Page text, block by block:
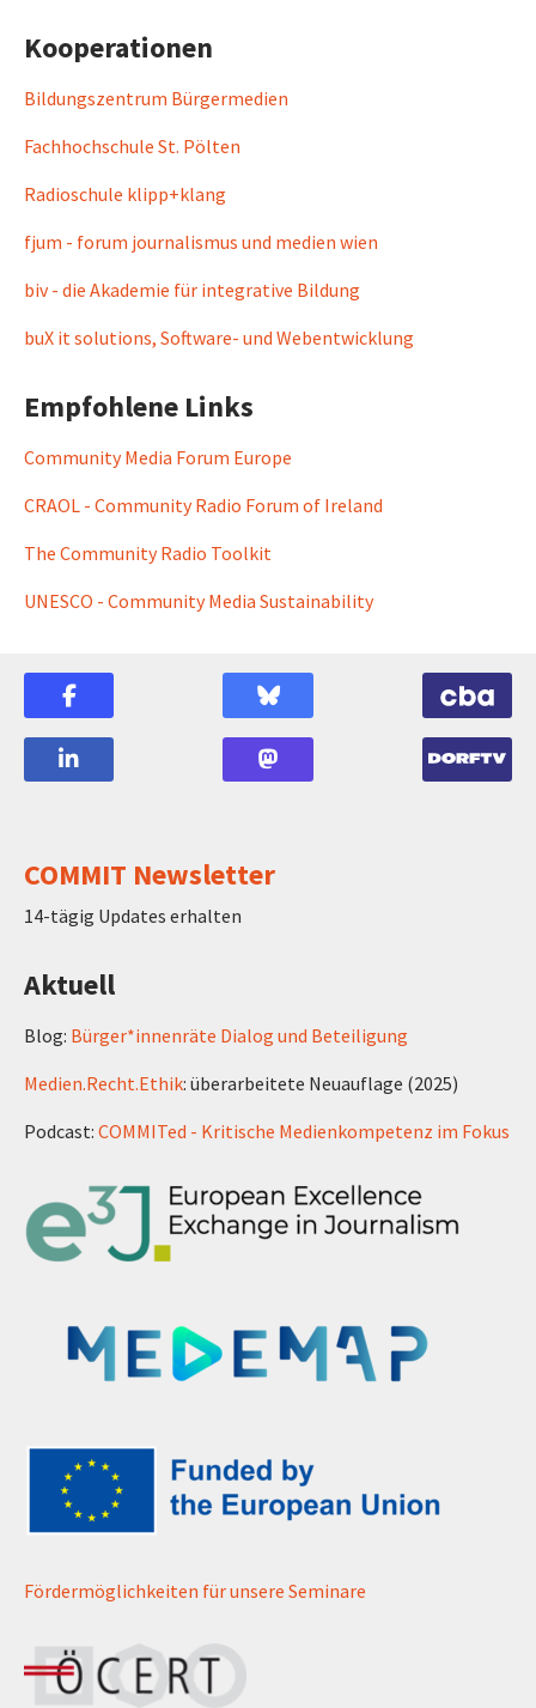
Kooperationen
Bildungszentrum Bürgermedien
Fachhochschule St. Pölten
Radioschule klipp+klang
fjum - forum journalismus und medien wien
biv - die Akademie für integrative Bildung
buX it solutions, Software- und Webentwicklung
Empfohlene Links
Community Media Forum Europe
CRAOL - Community Radio Forum of Ireland
The Community Radio Toolkit
UNESCO - Community Media Sustainability
COMMIT Newsletter
14-tägig Updates erhalten
Aktuell
Blog: Bürger*innenräte Dialog und Beteiligung
Medien.Recht.Ethik: überarbeitete Neuauflage (2025)
Podcast: COMMITed - Kritische Medienkompetenz im Fokus
Fördermöglichkeiten für unsere Seminare